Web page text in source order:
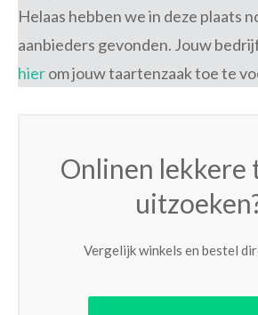
Helaas hebben we in deze plaats
aanbieders gevonden. Jouw
hierom jouw taartenzaak toe te
Onlinen lekkere
Vergelijk winkels en bestel